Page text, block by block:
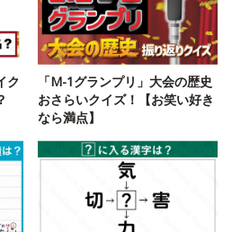
ク
「M-1グランプリ」大会の歴史
おさらいクイズ！【お笑い好き
なら満点】